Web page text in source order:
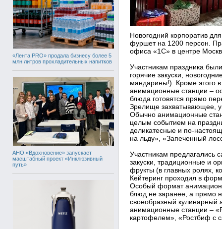
«Лента PRO» продала бизнесу более 5
млн литров прохладительных напитков
АНО «Вдохновение» запускает
масштабный проект «Инклюзивный
путь»
Новогодний корпоратив
фуршет на 1200 персон.
офиса «1С» в центре
Участникам праздника
горячие закуски,
мандарины!). Кроме этого
анимационные станции –
блюда готовятся прямо
Зрелище захватывающее,
Обычно анимационные
целым событием на
деликатесные и по-
на льду», «Запеченный
Участникам предлагались
закуски, традиционные и
фрукты (в главных ролях,
Кейтеринг проходил в
Особый формат
блюд не заранее, а прямо
своеобразный кулинарный
анимационные станции –
картофелем», «Ростбиф с